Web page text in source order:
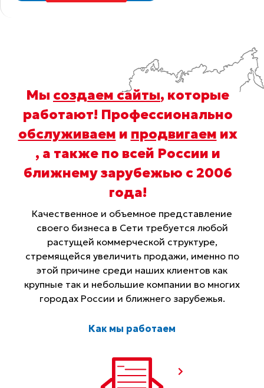
Мы создаем сайты, которые
работают! Профессионально
обслуживаем и продвигаем их
, а также по всей России и
ближнему зарубежью с 2006
года!
Качественное и объемное представление
своего бизнеса в Сети требуется любой
растущей коммерческой структуре,
стремящейся увеличить продажи, именно по
этой причине среди наших клиентов как
крупные так и небольшие компании во многих
городах России и ближнего зарубежья.
Как мы работаем